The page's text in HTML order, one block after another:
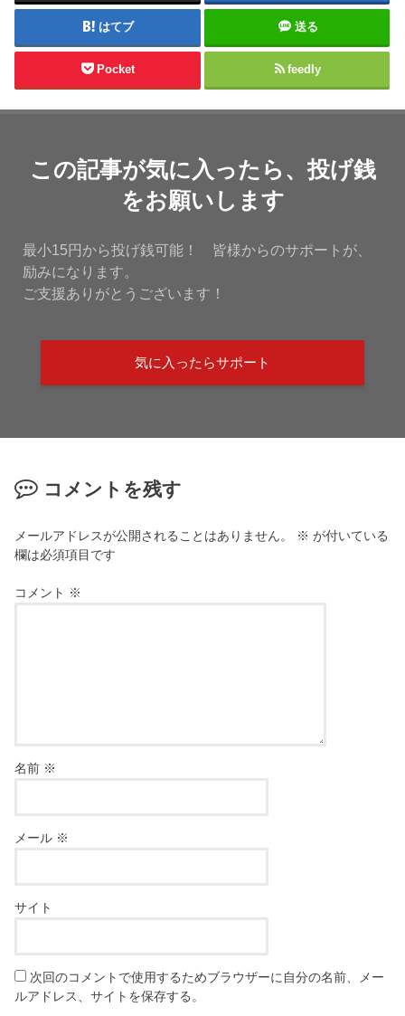
はてブ 送る
Pocket feedly
この記事が気に入ったら、投げ銭
をお願いします
最小15円から投げ銭可能！ 皆様からのサポートが、
励みになります。
ご支援ありがとうございます！
気に入ったらサポート
コメントを残す
メールアドレスが公開されることはありません。 ※ が付いている
欄は必須項目です
コメント ※
名前 ※
メール ※
サイト
次回のコメントで使用するためブラウザーに自分の名前、メー
ルアドレス、サイトを保存する。